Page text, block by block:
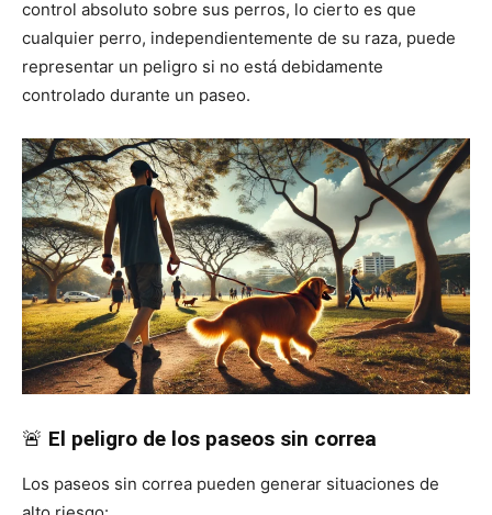
–
Fotos
control absoluto sobre sus perros, lo cierto es que
cualquier perro, independientemente de su raza, puede
representar un peligro si no está debidamente
controlado durante un paseo.
🚨 El peligro de los paseos sin correa
Los paseos sin correa pueden generar situaciones de